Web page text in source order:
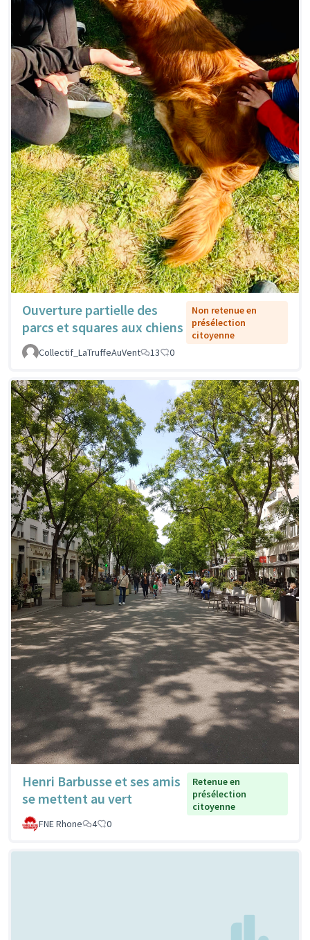
Ouverture partielle des
parcs et squares aux chiens
Non retenue en
présélection
citoyenne
Collectif_LaTruffeAuVent
13 0
Henri Barbusse et ses amis
se mettent au vert
Retenue en
présélection
citoyenne
FNE Rhone
4 0